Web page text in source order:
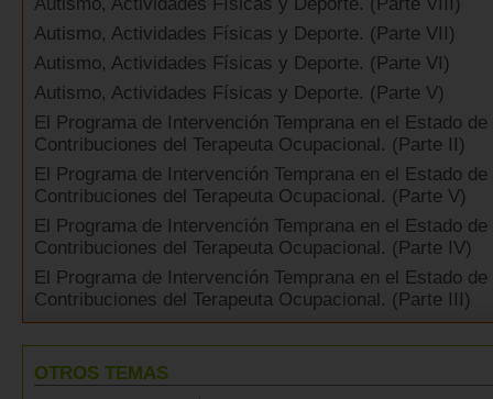
Autismo, Actividades Físicas y Deporte. (Parte VII)
Autismo, Actividades Físicas y Deporte. (Parte VI)
Autismo, Actividades Físicas y Deporte. (Parte V)
El Programa de Intervención Temprana en el Estado
Contribuciones del Terapeuta Ocupacional. (Parte II)
El Programa de Intervención Temprana en el Estado
Contribuciones del Terapeuta Ocupacional. (Parte V)
El Programa de Intervención Temprana en el Estado
Contribuciones del Terapeuta Ocupacional. (Parte IV)
El Programa de Intervención Temprana en el Estado
Contribuciones del Terapeuta Ocupacional. (Parte III)
OTROS TEMAS